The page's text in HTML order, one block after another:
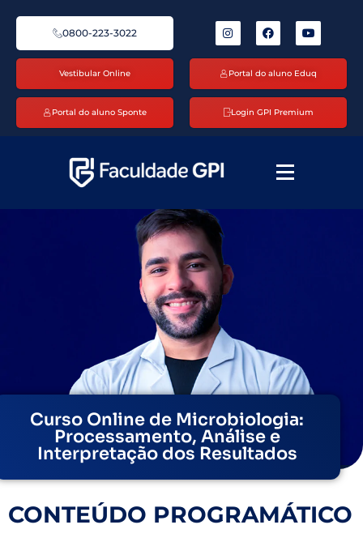
0800-223-3022
Vestibular Online Portal do aluno Eduq
Portal do aluno Sponte Login GPI Premium
Curso Online de Microbiologia:
Processamento, Análise e
Interpretação dos Resultados
CONTEÚDO PROGRAMÁTICO